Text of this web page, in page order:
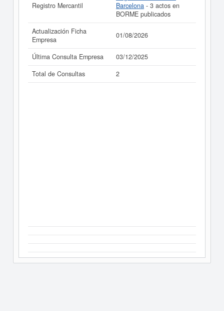
Registro Mercantil
Barcelona - 3 actos en
BORME publicados
Actualización Ficha
Empresa
01/08/2026
Última Consulta Empresa
03/12/2025
Total de Consultas
2